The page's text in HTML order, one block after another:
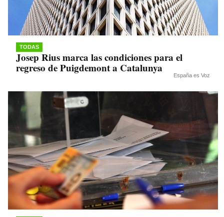
TODAS
Josep Rius marca las condiciones para el
regreso de Puigdemont a Catalunya
España es Voz